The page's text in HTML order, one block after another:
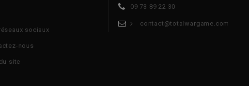
sociaux
nous
site
09 73 89 22 30
contact@totalwargame.com